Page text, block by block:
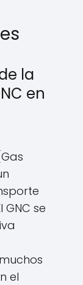
la
en
se
el